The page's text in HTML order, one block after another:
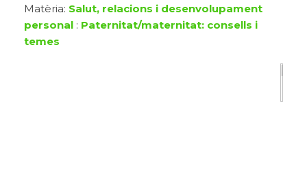
Matèria: Salut, relacions i desenvolupament
personal : Paternitat/maternitat: consells i
temes